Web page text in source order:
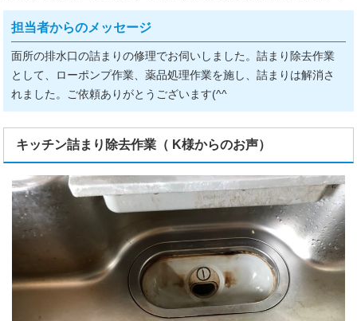
担当者からのメッセージ
面所の排水口の詰まりの修理でお伺いしました。詰まり除去作業
として、ローポンプ作業、薬品処理作業を施し、詰まりは解消さ
れました。ご依頼ありがとうございます(^^ゞ
キッチン詰まり除去作業（ K様からのお声）